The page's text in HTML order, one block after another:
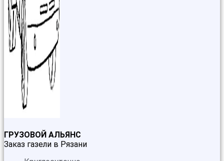
ГРУЗОВОЙ АЛЬЯНС
Заказ газели в Рязани